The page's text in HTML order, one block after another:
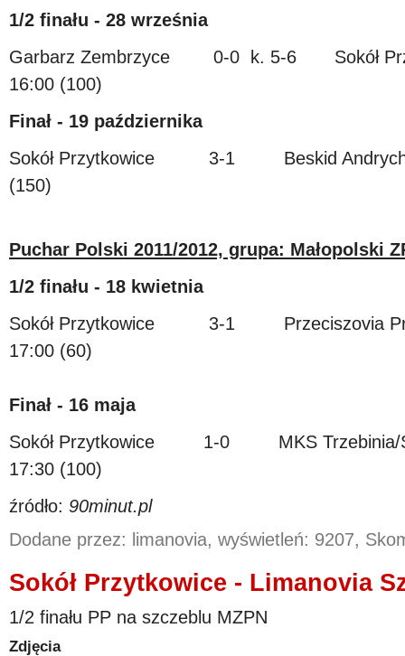
1/2 finału - 28 września
Garbarz Zembrzyce 0-0 k. 5-6 Sokół
16:00 (100)
Finał - 19 października
Sokół Przytkowice 3-1 Beskid
(150)
Puchar Polski 2011/2012, grupa: Małopolski
1/2 finału - 18 kwietnia
Sokół Przytkowice 3-1 Przeciszovia
17:00 (60)
Finał - 16 maja
Sokół Przytkowice 1-0 MKS
17:30 (100)
źródło: 90minut.pl
Dodane przez: limanovia, wyświetleń: 9207,
Sokół Przytkowice - Limanovia
1/2 finału PP na szczeblu MZPN
Zdjęcia